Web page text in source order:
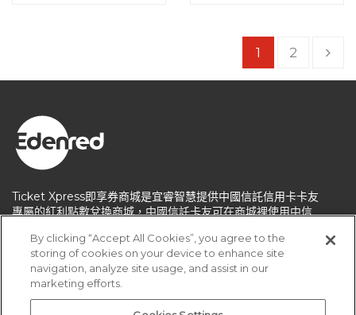
1 2
Ticket Xpress即享券商城是宜睿智慧提供中國信託信用卡卡友
專屬的紅利點數兌換商城，中國信託卡友可在商城裡使用中信
品集團等多樣電子票券，兌換後可立即前往門市使用，體驗電
子票券即換即享用的樂趣。
客服中心
By clicking “Accept All Cookies”, you agree to the
storing of cookies on your device to enhance site
navigation, analyze site usage, and assist in our
marketing efforts.